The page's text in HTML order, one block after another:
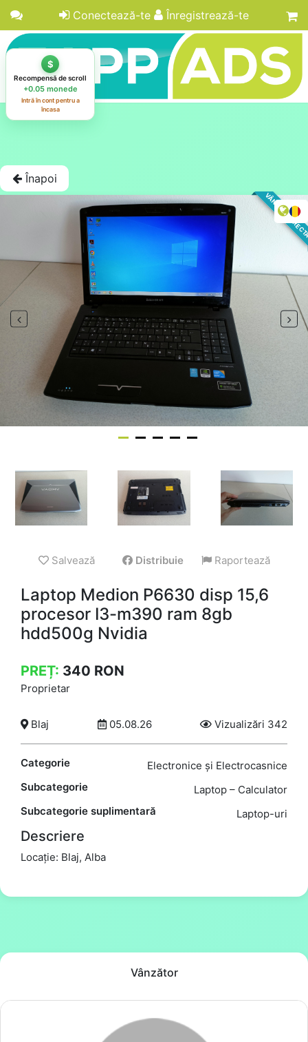
Conectează-te Înregistrează-te
Înapoi
VÂNZARE
Salvează Distribuie Raportează
Laptop Medion P6630 disp 15,6
procesor I3-m390 ram 8gb
hdd500g Nvidia
PREȚ: 340 RON
Proprietar
Blaj 05.08.26 Vizualizări 342
Categorie
Electronice și Electrocasnice
Subcategorie
Laptop – Calculator
Subcategorie suplimentară
Laptop-uri
Descriere
Locație: Blaj, Alba
Vânzător